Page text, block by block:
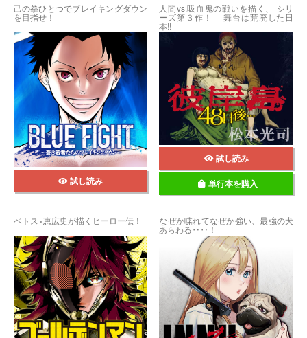
己の拳ひとつでブレイキングダウン
を目指せ！
試し読み
人間vs.吸血鬼の戦いを描く、 シリ
ーズ第３作！ 舞台は荒廃した日
本!!
試し読み
単行本を購入
ペトス×恵広史が描くヒーロー伝！ なぜか喋れてなぜか強い、最強の犬
あらわる‥‥！